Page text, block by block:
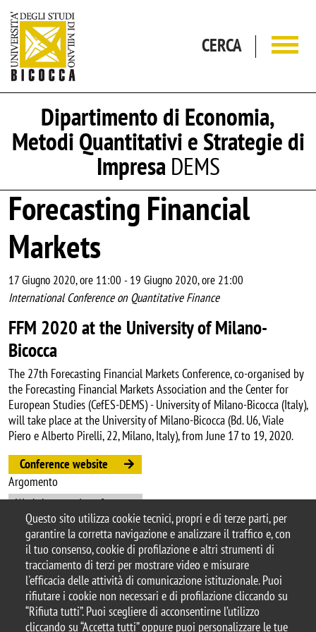
Questo sito utilizza cookie tecnici, propri e di terze parti, per
garantire la corretta navigazione e analizzare il traffico e, con
il tuo consenso, cookie di profilazione e altri strumenti di
tracciamento di terzi per mostrare video e misurare
l'efficacia delle attività di comunicazione istituzionale. Puoi
rifiutare i cookie non necessari e di profilazione cliccando su
“Rifiuta tutti”. Puoi scegliere di acconsentirne l’utilizzo
cliccando su “Accetta tutti” oppure puoi personalizzare le tue
CERCA
Dipartimento di Economia,
Metodi Quantitativi e Strategie di
ImpresaDEMS
Forecasting Financial
Markets
17 Giugno 2020, ore 11:00 -19 Giugno 2020, ore 21:00
International Conference on Quantitative Finance
FFM 2020 at the University of Milano-
Bicocca
The 27th Forecasting Financial Markets Conference, co-organised by
the Forecasting Financial Markets Association and the Center for
European Studies (CefES-DEMS) - University of Milano-Bicocca (Italy),
will take place at the University of Milano-Bicocca (Bd. U6, Viale
Piero e Alberto Pirelli, 22, Milano, Italy), from June 17 to 19, 2020.
Conference website
Argomento
Workshops and conferences
© 2025 Università degli Studi di Milano-Bicocca
Piazza dell'Ateneo Nuovo, 1 - 20126, Milano
Casella PEC:ateneo.bicocca@pec.unimib.it
P.I. 12621570154 |